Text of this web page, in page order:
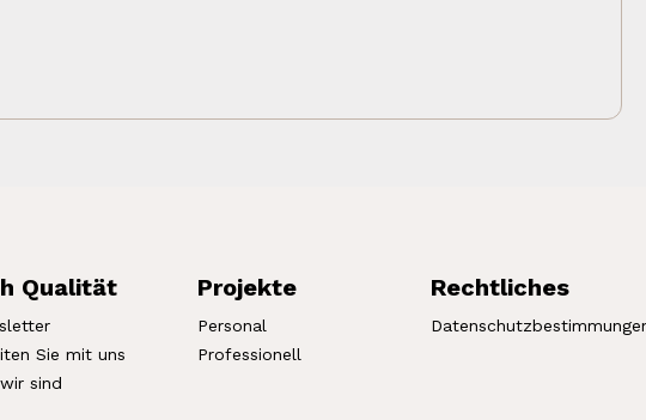
Qualität
Sie mit uns
sind
Projekte
Personal
Professionell
Rechtliches